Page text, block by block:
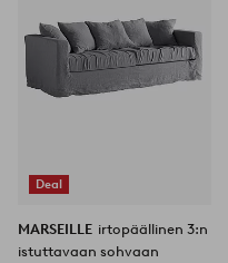
Deal
MARSEILLE irtopäällinen 3:n
istuttavaan sohvaan